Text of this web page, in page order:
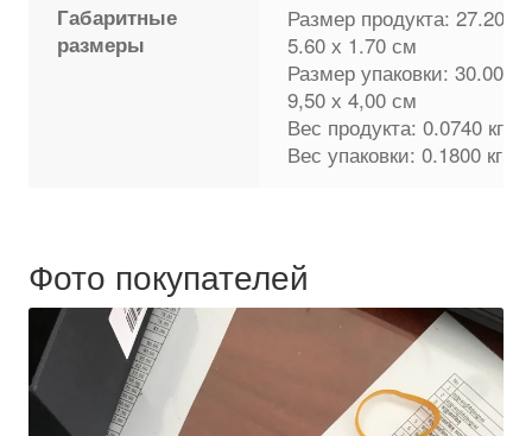
Габаритные
размеры
Размер продукта: 27.20 х
5.60 х 1.70 см
Размер упаковки: 30.00 х
9,50 х 4,00 см
Вес продукта: 0.0740 кг
Вес упаковки: 0.1800 кг
Фото покупателей